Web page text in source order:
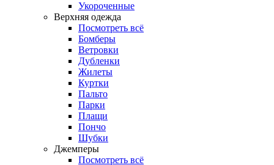
Укороченные
Верхняя одежда
Посмотреть всё
Бомберы
Ветровки
Дубленки
Жилеты
Куртки
Пальто
Парки
Плащи
Пончо
Шубки
Джемперы
Посмотреть всё